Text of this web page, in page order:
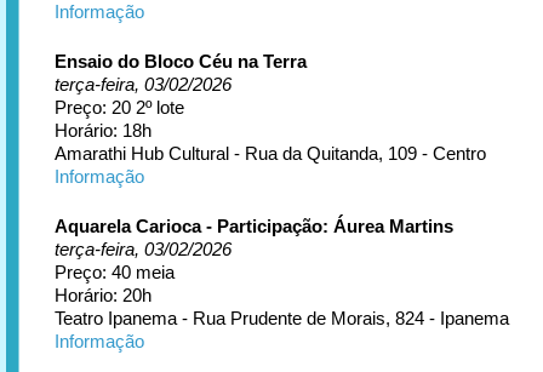
Informação
Ensaio do Bloco Céu na Terra
terça-feira, 03/02/2026
Preço: 20 2º lote
Horário: 18h
Amarathi Hub Cultural - Rua da Quitanda, 109 - Centro
Informação
Aquarela Carioca - Participação: Áurea Martins
terça-feira, 03/02/2026
Preço: 40 meia
Horário: 20h
Teatro Ipanema - Rua Prudente de Morais, 824 - Ipanema
Informação